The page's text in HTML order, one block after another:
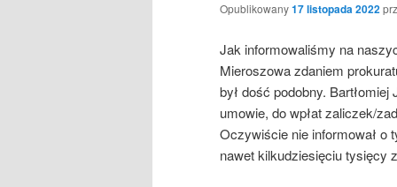
Opublikowany17 listopada 2022
Jak informowaliśmy na
Mieroszowa zdaniem
był dość podobny.
umowie, do wpłat zaliczek/
Oczywiście nie informował o
nawet kilkudziesięciu tysięcy